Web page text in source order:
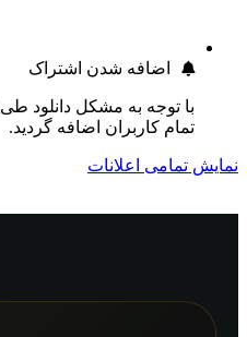
اضافه شدن اشتراک
تمام کاربران اضافه گردید.
نمایش تمامی اعلانات